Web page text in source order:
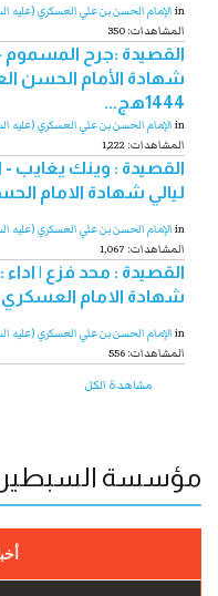
inالإمام الحسن بن علي العسكري (عليه
350 :المشاهدات
القصيدة :جرح المسموم
شهادة الأمام الحسن
1444هج...
inالإمام الحسن بن علي العسكري (عليه
1,222 :المشاهدات
القصيدة : وينك يغايب -
ليالي شهادة الامام
inالإمام الحسن بن علي العسكري (عليه
1,067 :المشاهدات
القصيدة : محد فزع | اداء
شهادة الامام العسكري
inالإمام الحسن بن علي العسكري (عليه
556 :المشاهدات
مشاهدة الكل
مؤسسة السبطين